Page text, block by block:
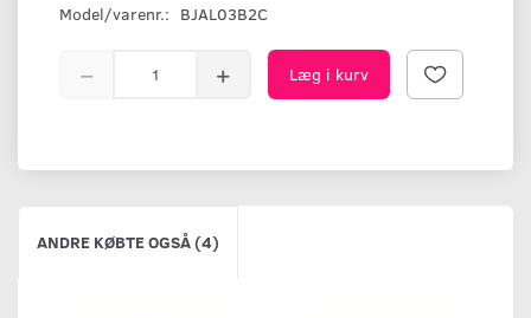
Model/varenr.: BJAL03B2C
Læg i kurv
ANDRE KØBTE OGSÅ (4)